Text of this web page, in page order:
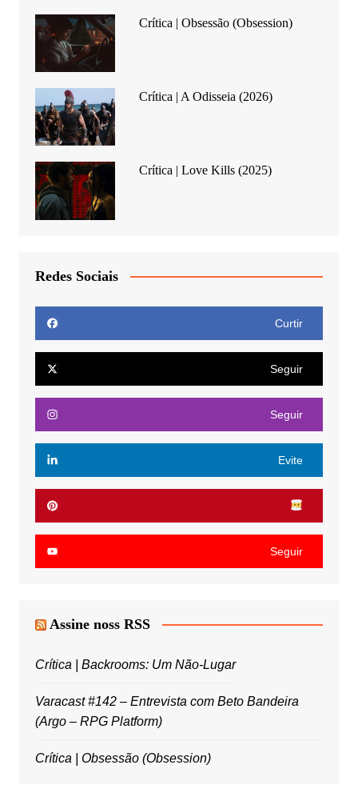
Crítica | Obsessão (Obsession)
Crítica | A Odisseia (2026)
Crítica | Love Kills (2025)
Redes Sociais
Curtir
Seguir
Seguir
Evite
Seguir
Assine noss RSS
Crítica | Backrooms: Um Não-Lugar
Varacast #142 – Entrevista com Beto Bandeira
(Argo – RPG Platform)
Crítica | Obsessão (Obsession)